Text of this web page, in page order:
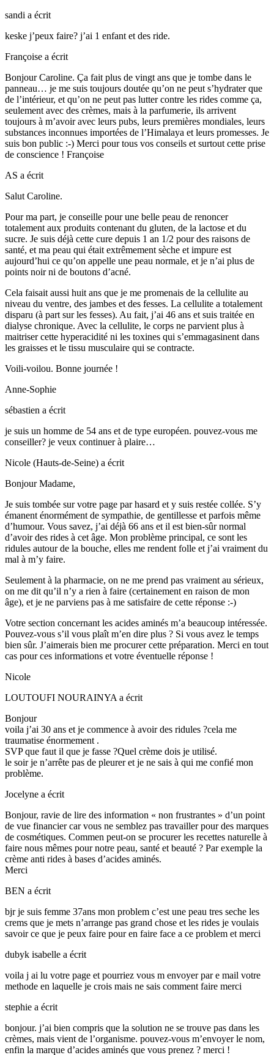
sandi a écrit
keske j’peux faire? j’ai 1 enfant et des ride.
Françoise a écrit
Bonjour Caroline. Ça fait plus de vingt ans que je tombe dans le
panneau… je me suis toujours doutée qu’on ne peut s’hydrater que
de l’intérieur, et qu’on ne peut pas lutter contre les rides comme ça,
seulement avec des crèmes, mais à la parfumerie, ils arrivent
toujours à m’avoir avec leurs pubs, leurs premières mondiales, leurs
substances inconnues importées de l’Himalaya et leurs promesses. Je
suis bon public :-) Merci pour tous vos conseils et surtout cette prise
de conscience ! Françoise
AS a écrit
Salut Caroline.
Pour ma part, je conseille pour une belle peau de renoncer
totalement aux produits contenant du gluten, de la lactose et du
sucre. Je suis déjà cette cure depuis 1 an 1/2 pour des raisons de
santé, et ma peau qui était extrêmement sèche et impure est
aujourd’hui ce qu’on appelle une peau normale, et je n’ai plus de
points noir ni de boutons d’acné.
Cela faisait aussi huit ans que je me promenais de la cellulite au
niveau du ventre, des jambes et des fesses. La cellulite a totalement
disparu (à part sur les fesses). Au fait, j’ai 46 ans et suis traitée en
dialyse chronique. Avec la cellulite, le corps ne parvient plus à
maitriser cette hyperacidité ni les toxines qui s’emmagasinent dans
les graisses et le tissu musculaire qui se contracte.
Voili-voilou. Bonne journée !
Anne-Sophie
sébastien a écrit
je suis un homme de 54 ans et de type européen. pouvez-vous me
conseiller? je veux continuer à plaire…
Nicole (Hauts-de-Seine) a écrit
Bonjour Madame,
Je suis tombée sur votre page par hasard et y suis restée collée. S’y
émanent énormément de sympathie, de gentillesse et parfois même
d’humour. Vous savez, j’ai déjà 66 ans et il est bien-sûr normal
d’avoir des rides à cet âge. Mon problème principal, ce sont les
ridules autour de la bouche, elles me rendent folle et j’ai vraiment du
mal à m’y faire.
Seulement à la pharmacie, on ne me prend pas vraiment au sérieux,
on me dit qu’il n’y a rien à faire (certainement en raison de mon
âge), et je ne parviens pas à me satisfaire de cette réponse :-)
Votre section concernant les acides aminés m’a beaucoup intéressée.
Pouvez-vous s’il vous plaît m’en dire plus ? Si vous avez le temps
bien sûr. J’aimerais bien me procurer cette préparation. Merci en tout
cas pour ces informations et votre éventuelle réponse !
Nicole
LOUTOUFI NOURAINYA a écrit
Bonjour
voila j’ai 30 ans et je commence à avoir des ridules ?cela me
traumatise énormement .
SVP que faut il que je fasse ?Quel crème dois je utilisé.
le soir je n’arrête pas de pleurer et je ne sais à qui me confié mon
problème.
Jocelyne a écrit
Bonjour, ravie de lire des information « non frustrantes » d’un point
de vue financier car vous ne semblez pas travailler pour des marques
de cosmétiques. Commen peut-on se procurer les recettes naturelle à
faire nous mêmes pour notre peau, santé et beauté ? Par exemple la
crème anti rides à bases d’acides aminés.
Merci
BEN a écrit
bjr je suis femme 37ans mon problem c’est une peau tres seche les
crems que je mets n’arrange pas grand chose et les rides je voulais
savoir ce que je peux faire pour en faire face a ce problem et merci
dubyk isabelle a écrit
voila j ai lu votre page et pourriez vous m envoyer par e mail votre
methode en laquelle je crois mais ne sais comment faire merci
stephie a écrit
bonjour. j’ai bien compris que la solution ne se trouve pas dans les
crèmes, mais vient de l’organisme. pouvez-vous m’envoyer le nom,
enfin la marque d’acides aminés que vous prenez ? merci !